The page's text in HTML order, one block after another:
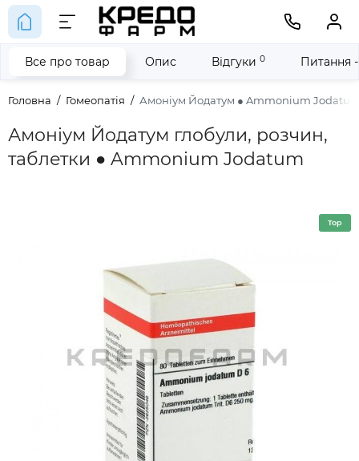
Головна Гомеопатія Амоніум Йодатум ● Ammonium
Амоніум Йодатум глобули, розчин,
таблетки ● Ammonium Jodatum
Все про товар Опис Відгуки 0 Питання
Top